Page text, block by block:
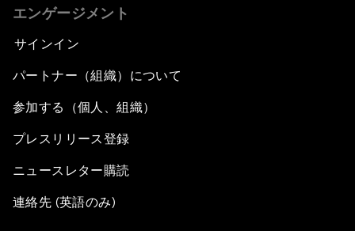
エンゲージメント
サインイン
パートナー（組織）について
参加する（個人、組織）
プレスリリース登録
ニュースレター購読
連絡先 (英語のみ)